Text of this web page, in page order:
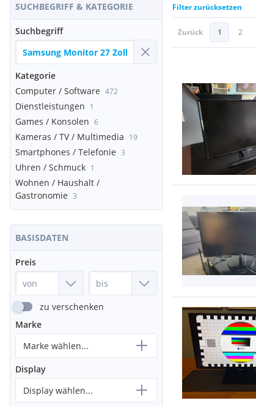
SUCHBEGRIFF & KATEGORIE
Suchbegriff
Kategorie
Computer / Software 472
Dienstleistungen 1
Games / Konsolen 6
Kameras / TV / Multimedia 19
Smartphones / Telefonie 3
Uhren / Schmuck 1
Wohnen / Haushalt /
Gastronomie 3
BASISDATEN
Preis
zu verschenken
Marke
Marke wählen...
Display
Display wählen...
Filter zurücksetzen
Zurück 1 2